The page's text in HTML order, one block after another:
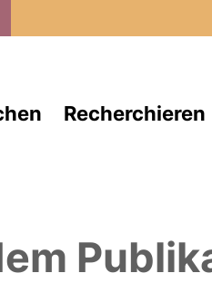
Recherchieren